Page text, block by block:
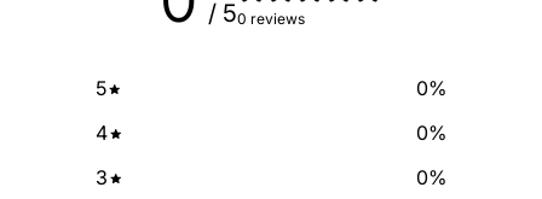
/ 50 reviews
5 0%
4
0%
3
0%